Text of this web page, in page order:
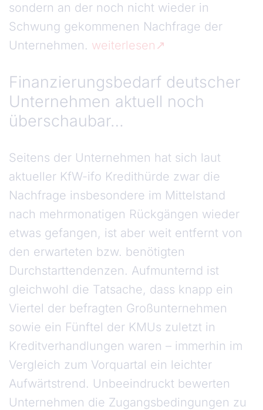
sondern an der noch nicht wieder in
Schwung gekommenen Nachfrage der
Unternehmen. weiterlesen
Finanzierungsbedarf deutscher
Unternehmen aktuell noch
überschaubar…
Seitens der Unternehmen hat sich laut
aktueller KfW-ifo Kredithürde zwar die
Nachfrage insbesondere im Mittelstand
nach mehrmonatigen Rückgängen wieder
etwas gefangen, ist aber weit entfernt von
den erwarteten bzw. benötigten
Durchstarttendenzen. Aufmunternd ist
gleichwohl die Tatsache, dass knapp ein
Viertel der befragten Großunternehmen
sowie ein Fünftel der KMUs zuletzt in
Kreditverhandlungen waren – immerhin im
Vergleich zum Vorquartal ein leichter
Aufwärtstrend. Unbeeindruckt bewerten
Unternehmen die Zugangsbedingungen zu